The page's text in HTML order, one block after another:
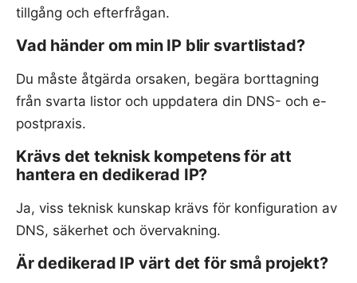
tillgång och efterfrågan.
Vad händer om min IP blir svartlistad?
Du måste åtgärda orsaken, begära borttagning
från svarta listor och uppdatera din DNS- och e-
postpraxis.
Krävs det teknisk kompetens för att
hantera en dedikerad IP?
Ja, viss teknisk kunskap krävs för konfiguration av
DNS, säkerhet och övervakning.
Är dedikerad IP värt det för små projekt?